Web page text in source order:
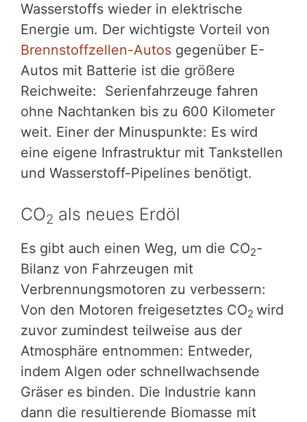
Wasserstoffs wieder in elektrische
Energie um. Der wichtigste Vorteil von
Brennstoffzellen-Autos gegenüber E-
Autos mit Batterie ist die größere
Reichweite: Serienfahrzeuge fahren
ohne Nachtanken bis zu 600 Kilometer
weit. Einer der Minuspunkte: Es wird
eine eigene Infrastruktur mit Tankstellen
und Wasserstoff-Pipelines benötigt.
CO2 als neues Erdöl
Es gibt auch einen Weg, um die CO2-
Bilanz von Fahrzeugen mit
Verbrennungsmotoren zu verbessern:
Von den Motoren freigesetztes CO2 wird
zuvor zumindest teilweise aus der
Atmosphäre entnommen: Entweder,
indem Algen oder schnellwachsende
Gräser es binden. Die Industrie kann
dann die resultierende Biomasse mit